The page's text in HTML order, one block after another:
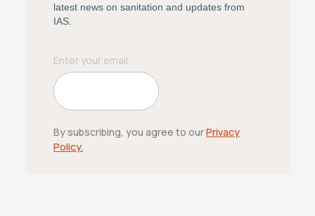
latest news on sanitation and updates from
IAS.
By subscribing, you agree to ourPrivacy
Policy.